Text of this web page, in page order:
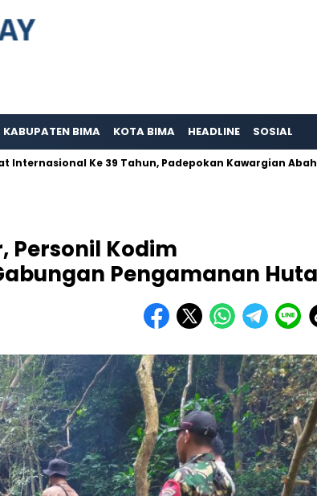
KABUPATEN BIMA KOTA BIMA HEADLINE SOSIAL
Ke 39 Tahun, Padepokan Kawargian Abah Alam
Personil Kodim
Pengamanan